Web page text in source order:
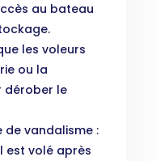
au bateau
les voleurs
ou la
dérober le
de vandalisme :
est volé après